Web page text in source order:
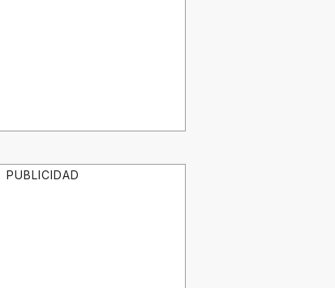
PUBLICIDAD